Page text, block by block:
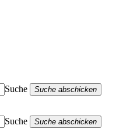
Suche
Suche abschicken
Suche
Suche abschicken